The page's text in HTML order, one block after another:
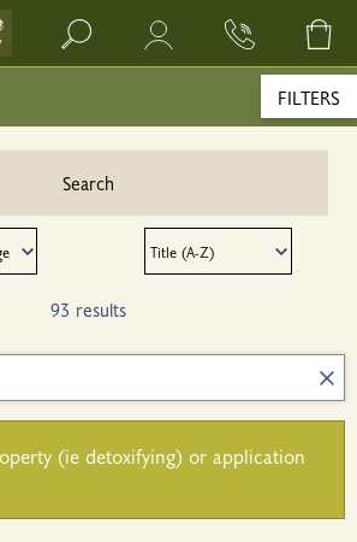
FILTERS
Search
93 results
(ie detoxifying) or application